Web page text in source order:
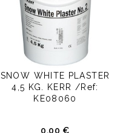
SNOW WHITE PLASTER
4,5 KG. KERR /Ref:
KE08060
0,00 €Precio